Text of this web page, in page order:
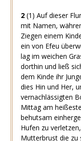
2 (1) Auf dieser
mit Namen,
Ziegen einem
ein von Efeu
lag im weichen
dorthin und ließ
dem Kinde ihr
dies Hin und Her,
vernachlässigten
Mittag am
behutsam
Hufen zu
Mutterbrust die zu